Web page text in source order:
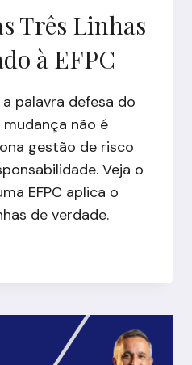
Três Linhas
à EFPC
palavra defesa do
não é
gestão de risco
Veja o
EFPC aplica o
de verdade.